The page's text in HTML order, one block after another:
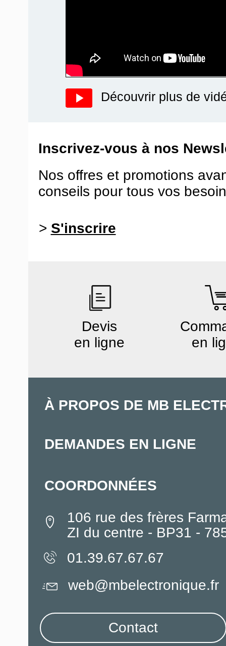
Découvrir plus de
Inscrivez-vous à nos
Nos offres et promotions
conseils pour tous vos
> S'inscrire
Devis
en ligne
en
À PROPOS DE MB
DEMANDES EN LIGNE
COORDONNÉES
106 rue des frères
ZI du centre - BP31 -
01.39.67.67.67
web@mbelectronique.fr
Contact